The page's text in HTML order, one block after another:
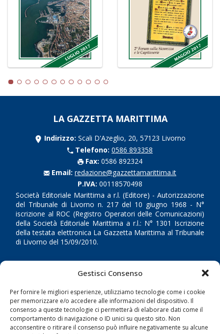
Gestisci Consenso
Per fornire le migliori esperienze, utilizziamo tecnologie come i cookie
per memorizzare e/o accedere alle informazioni del dispositivo. Il
consenso a queste tecnologie ci permetterà di elaborare dati come il
comportamento di navigazione o ID unici su questo sito. Non
acconsentire o ritirare il consenso può influire negativamente su alcune
LA GAZZETTA MARITTIMA
Indirizzo: Scali D'Azeglio, 20, 57123 Livorno
Telefono: 0586 893358
Fax: 0586 892324
Email: redazione@gazzettamarittima.it
P.IVA: 00118570498
Società Editoriale Marittima a r.l. (Editore) - Autorizzazione
del Tribunale di Livorno n. 217 del 10 giugno 1968 - N°
iscrizione al ROC (Registro Operatori delle Comunicazioni)
della Società Editoriale Marittima a r.l.: N° 1301 Iscrizione
della testata elettronica La Gazzetta Marittima al Tribunale
di Livorno del 15/09/2010.
LINK
Shipping
Porti/Interporti
Trasporti